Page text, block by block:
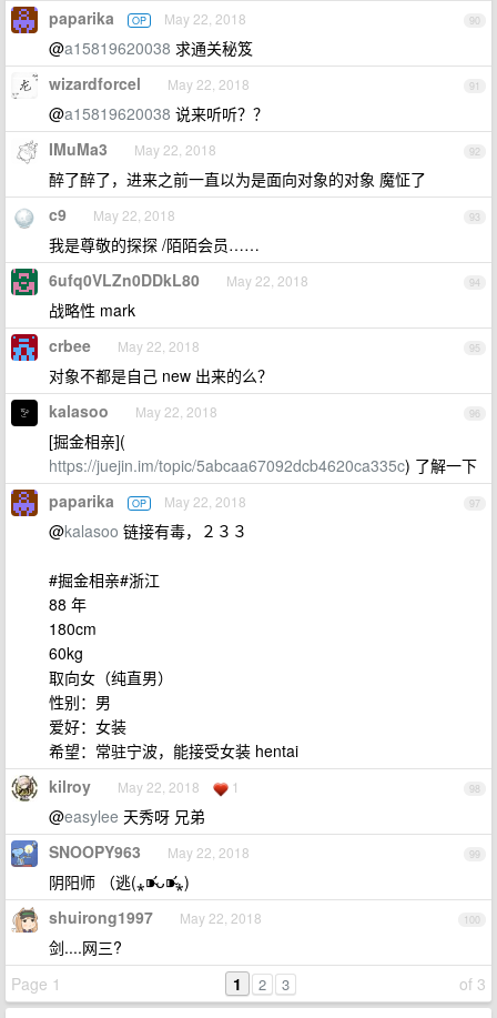
90
paparika OP May 22, 2018
@a15819620038 求通关秘笈
91
wizardforcel May 22, 2018
@a15819620038 说来听听？？
92
IMuMa3 May 22, 2018
醉了醉了，进来之前一直以为是面向对象的对象 魔怔了
93
c9 May 22, 2018
我是尊敬的探探 /陌陌会员……
94
6ufq0VLZn0DDkL80 May 22, 2018
战略性 mark
95
crbee May 22, 2018
对象不都是自己 new 出来的么？
96
kalasoo May 22, 2018
[掘金相亲](
https://juejin.im/topic/5abcaa67092dcb4620ca335c) 了解一下
97
paparika OP May 22, 2018
@kalasoo 链接有毒，２３３
#掘金相亲#浙江
88 年
180cm
60kg
取向女（纯直男）
性别：男
爱好：女装
希望：常驻宁波，能接受女装 hentai
98
kilroy May 22, 2018 1
@easylee 天秀呀 兄弟
99
SNOOPY963 May 22, 2018
阴阳师 （逃(⁎⁍̴̛ᴗ⁍̴̛⁎)
100
shuirong1997 May 22, 2018
剑....网三?
Page 1
of 3
1 2 3